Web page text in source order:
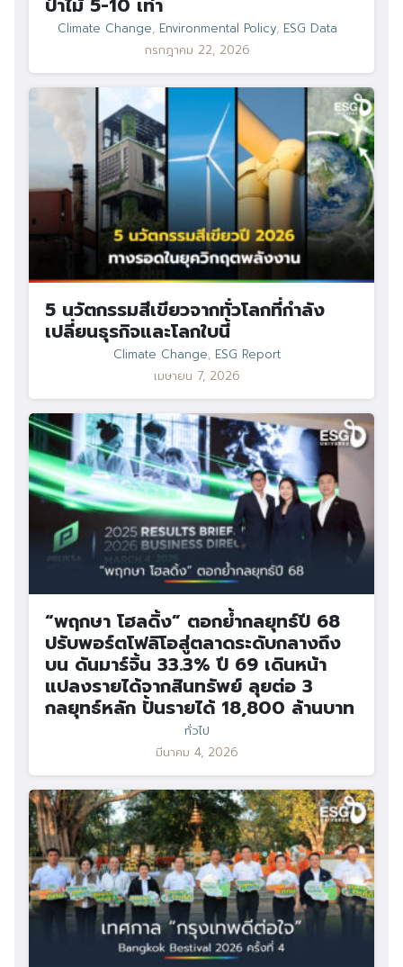
Search
for: Search
ป่าไม้ 5-10 เท่า
Climate Change, Environmental Policy, ESG Data
กรกฎาคม 22, 2026
5 นวัตกรรมสีเขียวจากทั่วโลกที่กำลัง
เปลี่ยนธุรกิจและโลกใบนี้
Climate Change, ESG Report
เมษายน 7, 2026
“พฤกษา โฮลดิ้ง” ตอกย้ำกลยุทธ์ปี 68
ปรับพอร์ตโฟลิโอสู่ตลาดระดับกลางถึง
บน ดันมาร์จิ้น 33.3% ปี 69 เดินหน้า
แปลงรายได้จากสินทรัพย์ ลุยต่อ 3
กลยุทธ์หลัก ปั้นรายได้ 18,800 ล้านบาท
ทั่วไป
มีนาคม 4, 2026